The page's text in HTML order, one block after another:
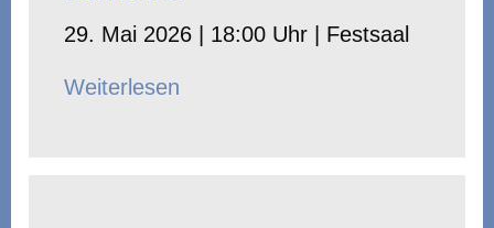
29. Mai 2026 | 18:00 Uhr | Festsaal
Weiterlesen